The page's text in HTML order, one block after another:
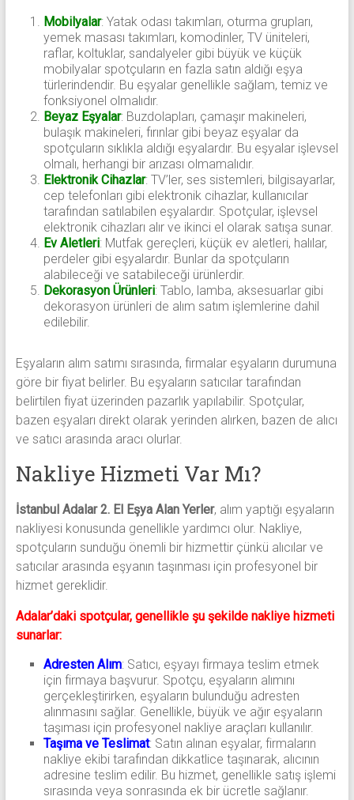
Mobilyalar: Yatak odası takımları, oturma grupları,
yemek masası takımları, komodinler, TV üniteleri,
raflar, koltuklar, sandalyeler gibi büyük ve küçük
mobilyalar spotçuların en fazla satın aldığı eşya
türlerindendir. Bu eşyalar genellikle sağlam, temiz ve
fonksiyonel olmalıdır.
Beyaz Eşyalar: Buzdolapları, çamaşır makineleri,
bulaşık makineleri, fırınlar gibi beyaz eşyalar da
spotçuların sıklıkla aldığı eşyalardır. Bu eşyalar işlevsel
olmalı, herhangi bir arızası olmamalıdır.
Elektronik Cihazlar: TV’ler, ses sistemleri, bilgisayarlar,
cep telefonları gibi elektronik cihazlar, kullanıcılar
tarafından satılabilen eşyalardır. Spotçular, işlevsel
elektronik cihazları alır ve ikinci el olarak satışa sunar.
Ev Aletleri: Mutfak gereçleri, küçük ev aletleri, halılar,
perdeler gibi eşyalardır. Bunlar da spotçuların
alabileceği ve satabileceği ürünlerdir.
Dekorasyon Ürünleri: Tablo, lamba, aksesuarlar gibi
dekorasyon ürünleri de alım satım işlemlerine dahil
edilebilir.
Eşyaların alım satımı sırasında, firmalar eşyaların durumuna
göre bir fiyat belirler. Bu eşyaların satıcılar tarafından
belirtilen fiyat üzerinden pazarlık yapılabilir. Spotçular,
bazen eşyaları direkt olarak yerinden alırken, bazen de alıcı
ve satıcı arasında aracı olurlar.
Nakliye Hizmeti Var Mı?
İstanbul Adalar 2. El Eşya Alan Yerler, alım yaptığı eşyaların
nakliyesi konusunda genellikle yardımcı olur. Nakliye,
spotçuların sunduğu önemli bir hizmettir çünkü alıcılar ve
satıcılar arasında eşyanın taşınması için profesyonel bir
hizmet gereklidir.
Adalar’daki spotçular, genellikle şu şekilde nakliye hizmeti
sunarlar:
Adresten Alım: Satıcı, eşyayı firmaya teslim etmek
için firmaya başvurur. Spotçu, eşyaların alımını
gerçekleştirirken, eşyaların bulunduğu adresten
alınmasını sağlar. Genellikle, büyük ve ağır eşyaların
taşıması için profesyonel nakliye araçları kullanılır.
Taşıma ve Teslimat: Satın alınan eşyalar, firmaların
nakliye ekibi tarafından dikkatlice taşınarak, alıcının
adresine teslim edilir. Bu hizmet, genellikle satış işlemi
sırasında veya sonrasında ek bir ücretle sağlanır.